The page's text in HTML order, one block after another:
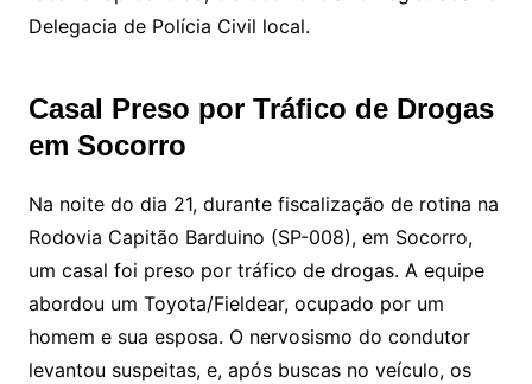
Delegacia de Polícia Civil local.
Casal Preso por Tráfico de Drogas
em Socorro
Na noite do dia 21, durante fiscalização de rotina na
Rodovia Capitão Barduino (SP-008), em Socorro,
um casal foi preso por tráfico de drogas. A equipe
abordou um Toyota/Fieldear, ocupado por um
homem e sua esposa. O nervosismo do condutor
levantou suspeitas, e, após buscas no veículo, os